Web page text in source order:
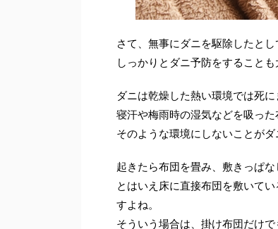
さて、無事にダニを駆除したと
しっかりとダニ予防をすることも
ダニは乾燥した熱い環境では死
寝汗や梅雨時の湿気などを吸っ
そのような環境にしないことがダ
起きたら布団を畳み、敷きっぱな
とはいえ床に直接布団を敷いて
すよね。
そういう場合は、掛け布団だけで